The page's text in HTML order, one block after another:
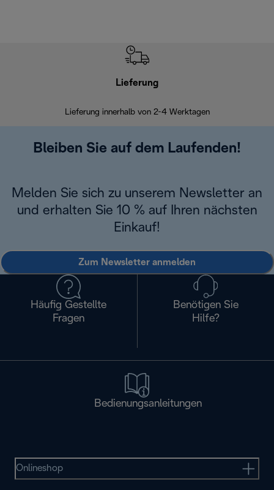
Lieferung
Lieferung innerhalb von 2-4 Werktagen
Bleiben Sie auf dem Laufenden!
Melden Sie sich zu unserem Newsletter an
und erhalten Sie 10 % auf Ihren nächsten
Einkauf!
Zum Newsletter anmelden
Häufig Gestellte
Fragen
Benötigen Sie
Hilfe?
Bedienungsanleitungen
Onlineshop